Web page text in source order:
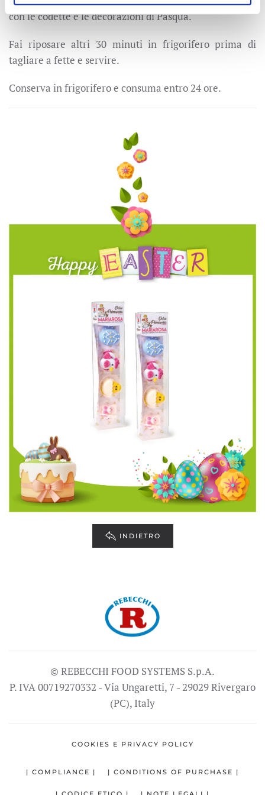
con le codette e le decorazioni di Pasqua.
Fai riposare altri 30 minuti in frigorifero prima di
tagliare a fette e servire.
Conserva in frigorifero e consuma entro 24 ore.
INDIETRO
© REBECCHI FOOD SYSTEMS S.p.A.
P. IVA 00719270332 - Via Ungaretti, 7 - 29029 Rivergaro
(PC), Italy
COOKIES E PRIVACY POLICY
| COMPLIANCE | | CONDITIONS OF PURCHASE |